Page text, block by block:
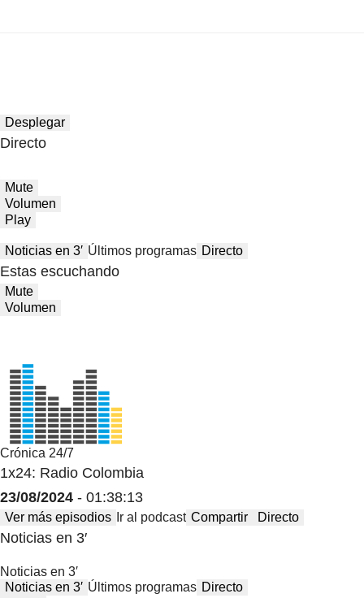
Desplegar
Directo
Mute
Volumen
Play
Noticias en 3′ Últimos programas Directo
Estas escuchando
Mute
Volumen
Crónica 24/7
1x24: Radio Colombia
23/08/2024 - 01:38:13
Ver más episodios Ir al podcast Compartir Directo
Noticias en 3′
Noticias en 3′
Noticias en 3′ Últimos programas Directo